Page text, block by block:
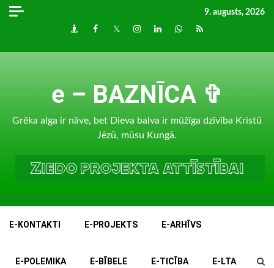
Skip
9. augusts, 2026
DraugiemFacebook
TwitterInstagram
LinkedInwhatsapp
RSS
e – BAZNĪCA ✞
Grēka alga ir nāve, bet Dieva balva ir mūžīga dzīvība Kristū
Jēzū, mūsu Kungā.
E-KONTAKTI E-PROJEKTS E-ARHĪVS
E-POLEMIKA E-BĪBELE E-TICĪBA E-LTA